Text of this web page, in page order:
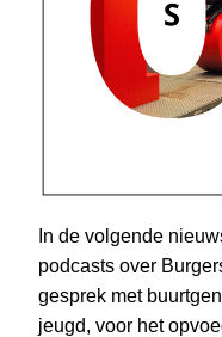
In de volgende
podcasts over
gesprek met
jeugd, voor het